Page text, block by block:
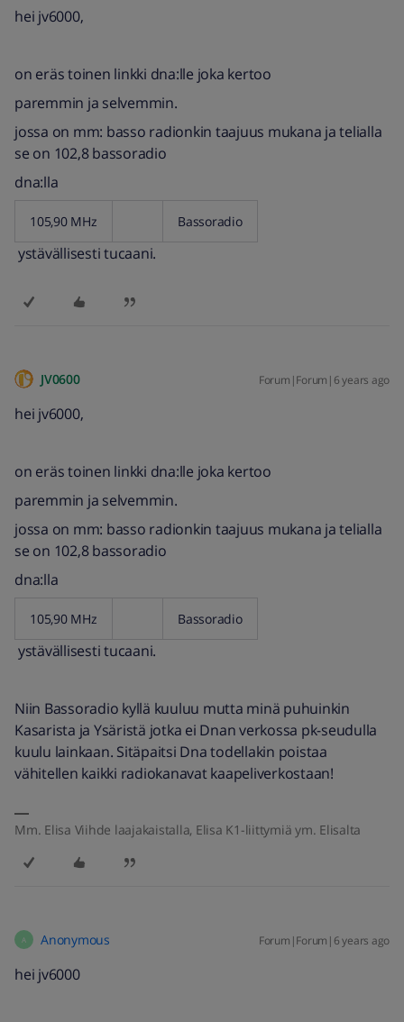
hei jv6000,
on eräs toinen linkki dna:lle joka kertoo
paremmin ja selvemmin.
jossa on mm: basso radionkin taajuus mukana ja telialla
se on 102,8 bassoradio
dna:lla
105,90 MHz Bassoradio
ystävällisesti tucaani.
JV0600 Forum|Forum|6 years ago
hei jv6000,
on eräs toinen linkki dna:lle joka kertoo
paremmin ja selvemmin.
jossa on mm: basso radionkin taajuus mukana ja telialla
se on 102,8 bassoradio
dna:lla
105,90 MHz Bassoradio
ystävällisesti tucaani.
Niin Bassoradio kyllä kuuluu mutta minä puhuinkin
Kasarista ja Ysäristä jotka ei Dnan verkossa pk-seudulla
kuulu lainkaan. Sitäpaitsi Dna todellakin poistaa
vähitellen kaikki radiokanavat kaapeliverkostaan!
Mm. Elisa Viihde laajakaistalla, Elisa K1-liittymiä ym. Elisalta
A Anonymous Forum|Forum|6 years ago
hei jv6000